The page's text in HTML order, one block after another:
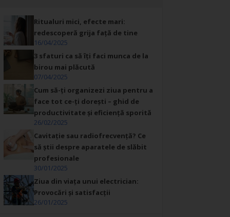
Ritualuri mici, efecte mari:
redescoperă grija față de tine
16/04/2025
3 sfaturi ca să îți faci munca de la
birou mai plăcută
07/04/2025
Cum să-ți organizezi ziua pentru a
face tot ce-ți dorești – ghid de
productivitate și eficiență sporită
26/02/2025
Cavitație sau radiofrecvență? Ce
să știi despre aparatele de slăbit
profesionale
30/01/2025
Ziua din viața unui electrician:
Provocări și satisfacții
26/01/2025